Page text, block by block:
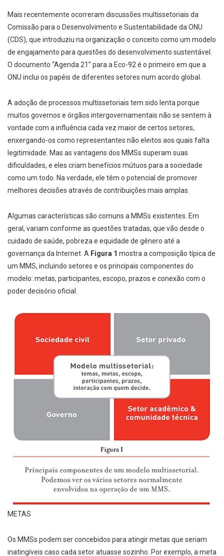
Mais recentemente ocorreram discussões multissetoriais da
Comissão para o Desenvolvimento e Sustentabilidade da ONU
(CDS), que introduziu na organização o conceito como um modelo
de engajamento para questões do desenvolvimento sustentável.
O documento “Agenda 21” para a Eco-92 é o primeiro em que a
ONU inclui os papéis de diferentes setores num acordo global.
A adoção de processos multissetoriais tem sido lenta porque
muitos governos e órgãos intergovernamentais não se sentem à
vontade com a influência cada vez maior de certos setores,
enxergando-os como representantes não eleitos aos quais falta
legitimidade. Mas as vantagens dos MMSs superam suas
dificuldades, e eles criam benefícios mútuos para a sociedade
como um todo. Na verdade, ele têm o potencial de promover
melhores decisões através de contribuições mais amplas.
Algumas características são comuns a MMSs existentes. Em
geral, variam conforme as questões tratadas, que vão desde o
cuidado de saúde, pobreza e equidade de gênero até a
governança da Internet. A Figura 1 mostra a composição típica de
um MMS, incluindo setores e os principais componentes do
modelo: metas, participantes, escopo, prazos e conexão com o
poder decisório oficial.
METAS
Os MMSs podem ser concebidos para atingir metas que seriam
inatingíveis caso cada setor atuasse sozinho. Por exemplo, a meta